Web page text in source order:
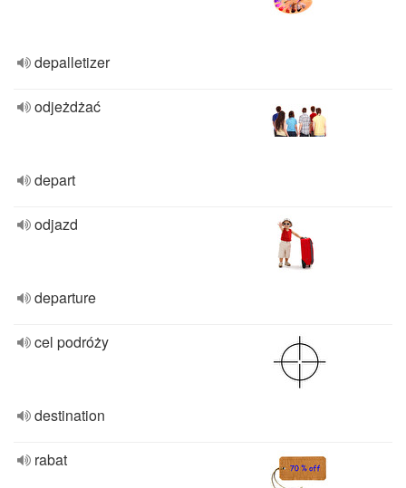
depalletizer
odjeżdżać
depart
odjazd
departure
cel podróży
destination
rabat